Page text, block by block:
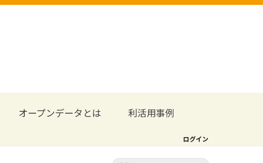
オープンデータとは 利活用事例
ログイン